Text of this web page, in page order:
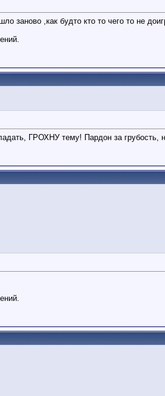
заново ,как будто кто то чего то не
ГРОХНУ тему! Пардон за грубость,